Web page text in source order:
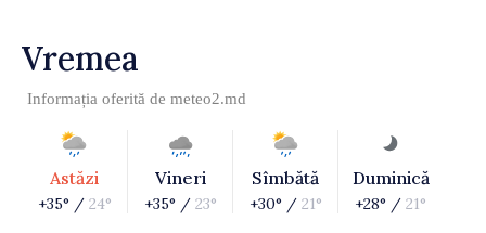
Vremea
Informația oferită de meteo2.md
Astăzi
+35° / 24°
Vineri
+35° / 23°
Sîmbătă
+30° / 21°
Duminică
+28° / 21°